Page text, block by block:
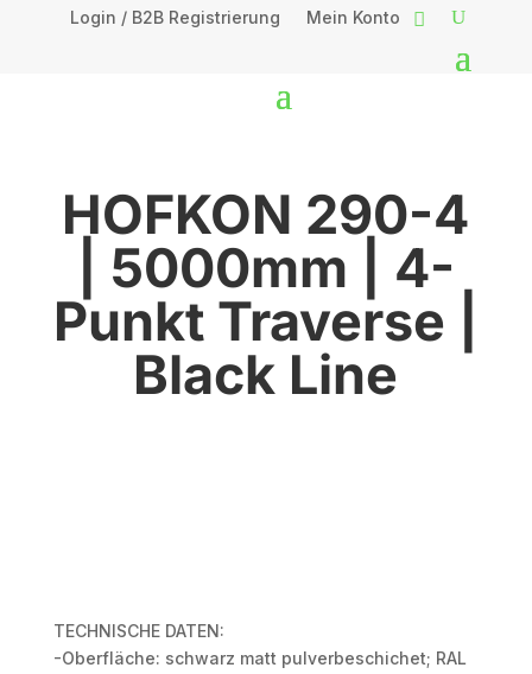
Login / B2B Registrierung Mein Konto
HOFKON 290-4
| 5000mm | 4-
Punkt Traverse |
Black Line
TECHNISCHE DATEN:
-Oberfläche: schwarz matt pulverbeschichet; RAL